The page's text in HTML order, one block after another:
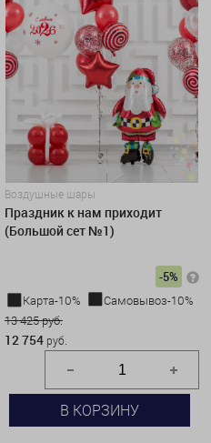
Воздушные шары
Праздник к нам приходит
(Большой сет №1)
-5%
Карта-10%
Самовывоз-10%
13 425 руб.
12 754 руб.
В КОРЗИНУ